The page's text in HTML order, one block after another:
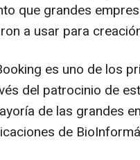
que grandes
a usar para
es uno de los
del patrocinio de
de las grandes
de